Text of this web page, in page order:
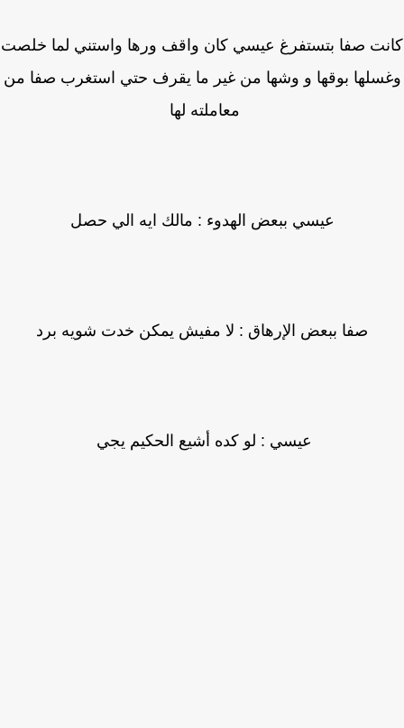
صفا بتستفرغ عيسي كان واقف ورها واستني لما خلصت
بوقها و وشها من غير ما يقرف حتي استغرب صفا من
معاملته لها
عيسي ببعض الهدوء : مالك ايه الي حصل
صفا ببعض الإرهاق : لا مفيش يمكن خدت شويه برد
عيسي : لو كده أشيع الحكيم يجي